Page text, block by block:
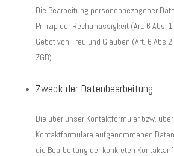
Die Bearbeitung personenbezogener
Prinzip der Rechtmässigkeit (Art. 6 Abs.
Gebot von Treu und Glauben (Art. 6 Abs 2
ZGB).
Zweck der Datenbearbeitung
Die über unser Kontaktformular bzw.
Kontaktformulare aufgenommenen
die Bearbeitung der konkreten